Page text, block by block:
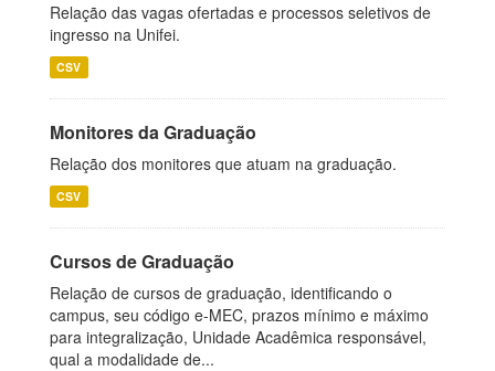
Relação das vagas ofertadas e processos seletivos de
ingresso na Unifei.
CSV
Monitores da Graduação
Relação dos monitores que atuam na graduação.
CSV
Cursos de Graduação
Relação de cursos de graduação, identificando o
campus, seu código e-MEC, prazos mínimo e máximo
para integralização, Unidade Acadêmica responsável,
qual a modalidade de...